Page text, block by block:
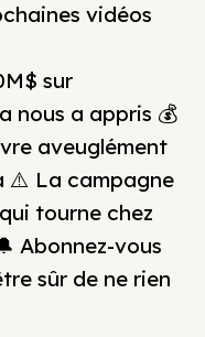
vidéos
sur
nous a appris 💰
aveuglément
⚠️ La campagne
tourne chez
Abonnez-vous
sûr de ne rien